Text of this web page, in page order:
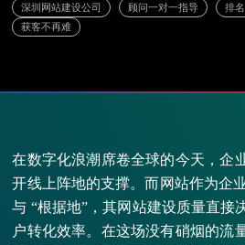
深圳网站建设公司
在数字化浪潮席卷全球的今天，企
开线上阵地的支撑。而网站作为企
与 “根据地”，其网站建设质量直接
户转化效率。在这场没有硝烟的流